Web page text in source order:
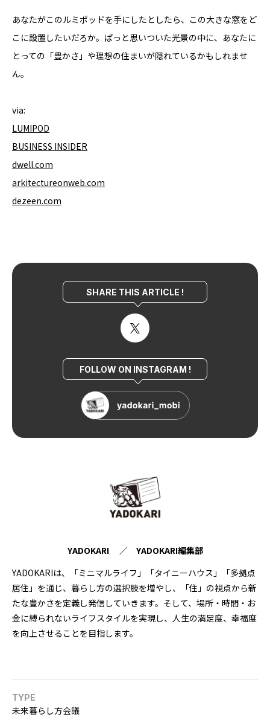
あなたがこのルミポッドを手にしたとしたら、この大きな窓をど
こに設置したいだろか。ぱっと思いついた光景の中に、あなたに
とっての「豊かさ」や理想の住まいが隠れているかもしれませ
ん。
via:
LUMIPOD
BUSINESS INSIDER
dwell.com
arkitectureonweb.com
dezeen.com
SHARE THIS ARTICLE !
FOLLOW ON INSTAGRAM !
YADOKARI ／ YADOKARI編集部
YADOKARIは、「ミニマルライフ」「タイニーハウス」「多拠点
居住」を通じ、暮らし方の選択肢を増やし、「住」の視点から新
たな豊かさを定義し発信していきます。そして、場所・時間・お
金に縛られないライフスタイルを実現し、人生の満足度、幸福度
を向上させることを目指します。
TYPE
未来暮らし方会議